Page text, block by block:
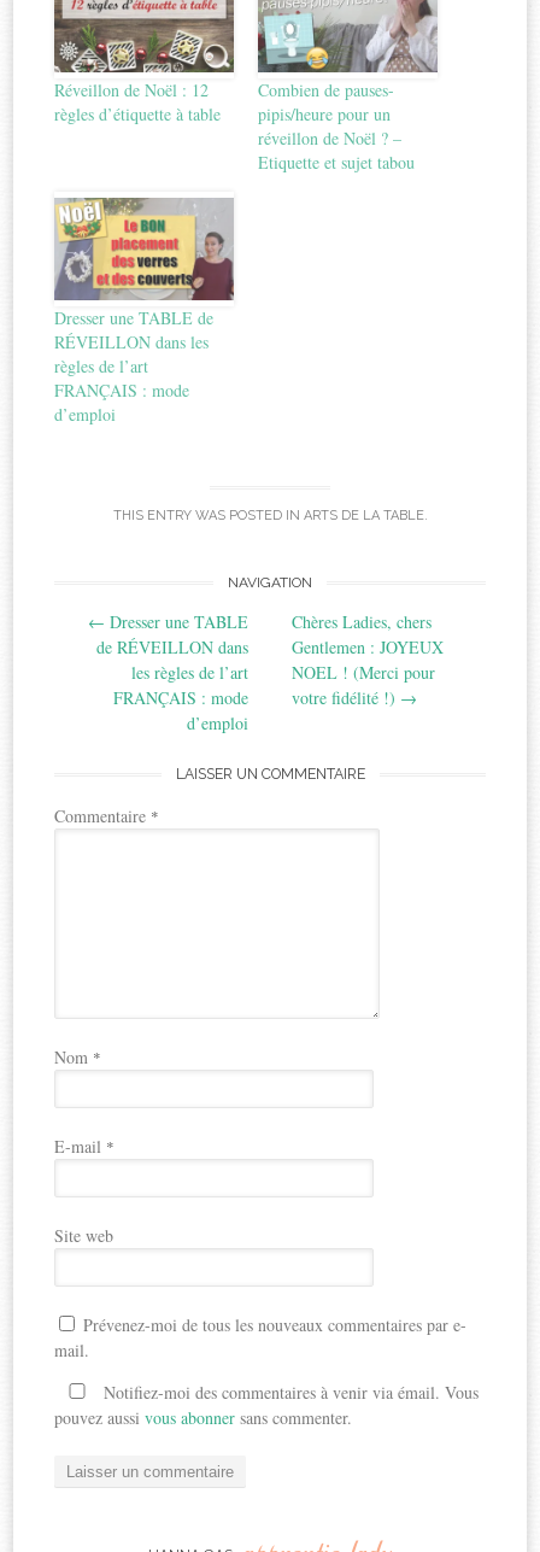
Réveillon de Noël : 12
règles d’étiquette à table
Combien de pauses-
pipis/heure pour un
réveillon de Noël ? –
Etiquette et sujet tabou
Dresser une TABLE de
RÉVEILLON dans les
règles de l’art
FRANÇAIS : mode
d’emploi
THIS ENTRY WAS POSTED IN ARTS DE LA TABLE.
navigation
NAVIGATION
← Dresser une TABLE
de RÉVEILLON dans
les règles de l’art
FRANÇAIS : mode
d’emploi
Chères Ladies, chers
Gentlemen : JOYEUX
NOEL ! (Merci pour
votre fidélité !) →
LAISSER UN COMMENTAIRE
Commentaire *
Nom *
E-mail *
Site web
Prévenez-moi de tous les nouveaux commentaires par e-
mail.
Notifiez-moi des commentaires à venir via émail. Vous
pouvez aussivous abonner sans commenter.